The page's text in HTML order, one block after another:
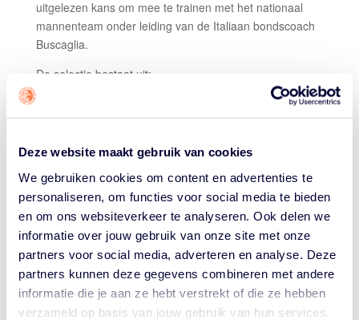
Deze website maakt gebruik van cookies
We gebruiken cookies om content en advertenties te
personaliseren, om functies voor social media te bieden
en om ons websiteverkeer te analyseren. Ook delen we
informatie over jouw gebruik van onze site met onze
partners voor social media, adverteren en analyse. Deze
partners kunnen deze gegevens combineren met andere
informatie die je aan ze hebt verstrekt of die ze hebben
verzameld op basis van jouw gebruik van hun services.
uitgelezen kans om mee te trainen met het nationaal
mannenteam onder leiding van de Italiaan bondscoach
Buscaglia.
De selectie bestaat uit:
Bryan Alberts
Boy van Vliet
Shane Hammink
Luuk van Bree
Olaf Schaftenaar
Terrence Bieshaar
Oliver Bieshaar
Willem Brandwijk
Lucas N'Guessan
Maarten Bouwknecht
Yannick Kraag